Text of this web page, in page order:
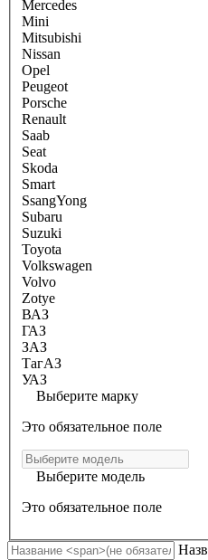
Mercedes
Mini
Mitsubishi
Nissan
Opel
Peugeot
Porsche
Renault
Saab
Seat
Skoda
Smart
SsangYong
Subaru
Suzuki
Toyota
Volkswagen
Volvo
Zotye
ВАЗ
ГАЗ
ЗАЗ
ТагАЗ
УАЗ
Выберите марку
Это обязательное поле
Выберите модель
Это обязательное поле